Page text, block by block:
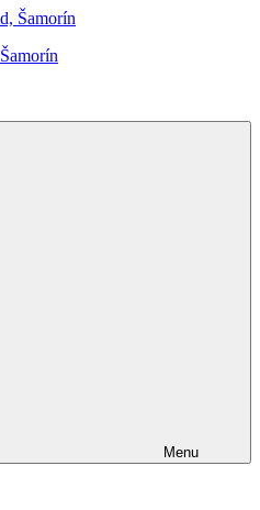
Menu